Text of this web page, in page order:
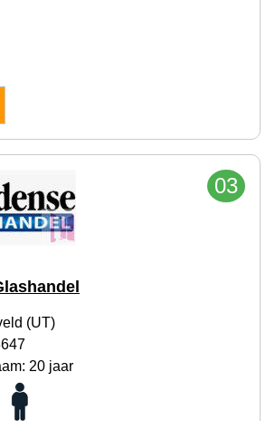
03
(UT)
20 jaar